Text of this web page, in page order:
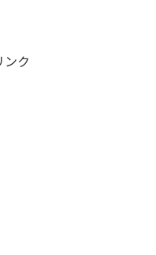
ンク